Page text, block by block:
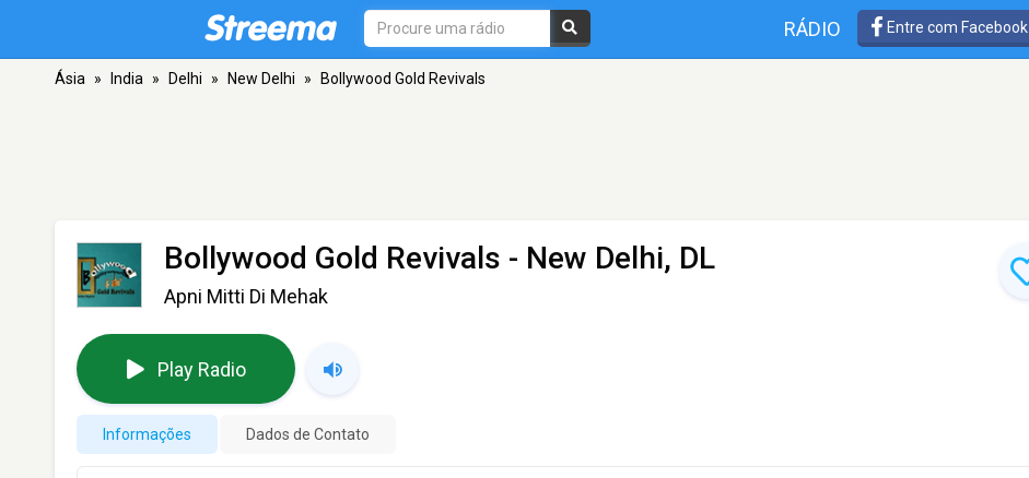
RÁDIO Entre com Facebook
Ásia » India » Delhi » New Delhi » Bollywood Gold Revivals
Bollywood Gold Revivals - New Delhi, DL
Apni Mitti Di Mehak
Play Radio
Informações Dados de Contato